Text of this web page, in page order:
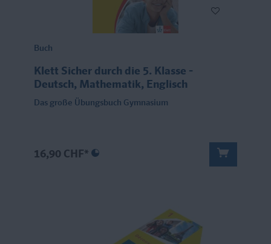
Buch
Klett Sicher durch die 5. Klasse -
Deutsch, Mathematik, Englisch
Das große Übungsbuch Gymnasium
16,90 CHF*